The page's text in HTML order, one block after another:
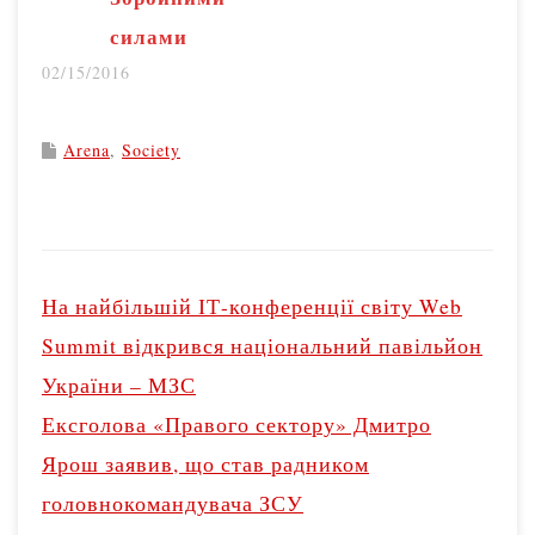
липня, передає
кореспондент
Як наголошують в
Національною…
силами
02/15/2016
Arena, Society
o
s
t
n
a
v
i
На найбільшій ІТ-конференції світу Web
Summit відкрився національний павільйон
України – МЗС
Ексголова «Правого сектору» Дмитро
Ярош заявив, що став радником
головнокомандувача ЗСУ